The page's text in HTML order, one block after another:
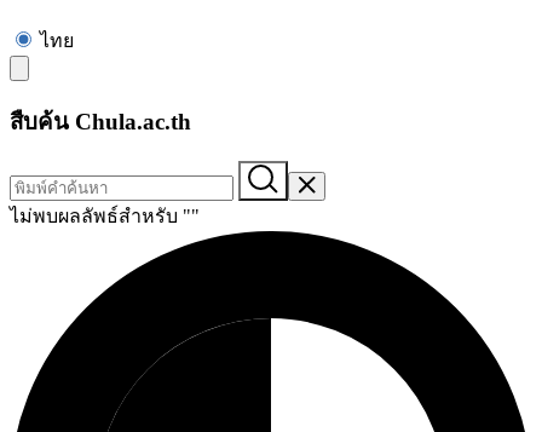
ไทย
สืบค้น Chula.ac.th
ไม่พบผลลัพธ์สำหรับ ""